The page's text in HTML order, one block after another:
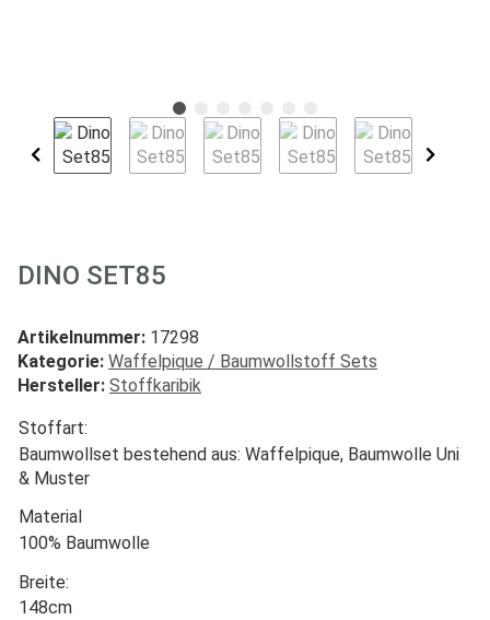
DINO SET85
Artikelnummer: 17298
Kategorie: Waffelpique / Baumwollstoff Sets
Hersteller: Stoffkaribik
Stoffart:
Baumwollset bestehend aus: Waffelpique, Baumwolle Uni
& Muster
Material
100% Baumwolle
Breite:
148cm